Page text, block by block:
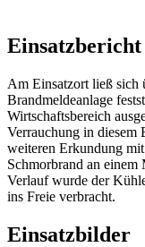
Einsatzbericht
Am Einsatzort ließ sich
Brandmeldeanlage
Wirtschaftsbereich
Verrauchung in diesem
weiteren Erkundung
Schmorbrand an
Verlauf wurde der
ins Freie verbracht.
Einsatzbilder